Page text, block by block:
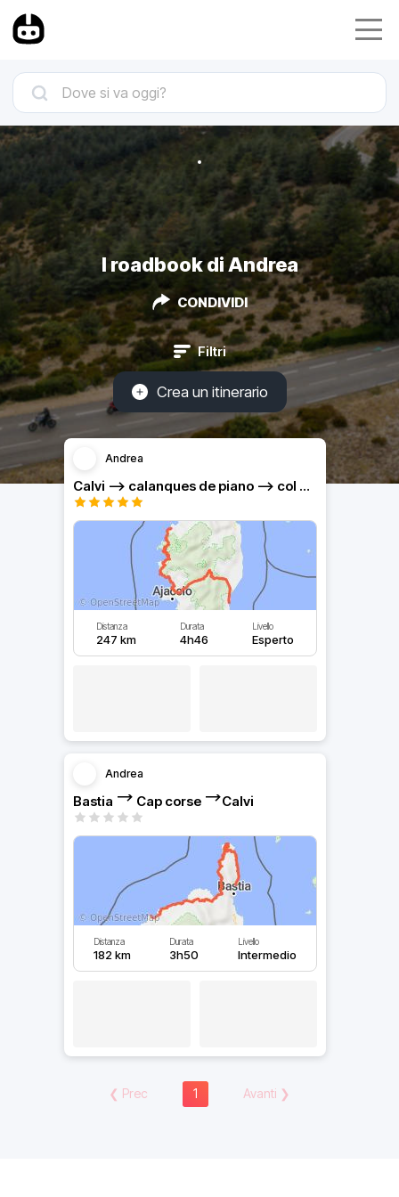
I roadbook di Andrea
CONDIVIDI
Filtri
Crea un itinerario
Andrea
Calvi —> calanques de piano —> col de sorba —> solaro
Distanza
247 km
Durata
4h46
Livello
Esperto
Andrea
Bastia —> Cap corse —>Calvi
Distanza
182 km
Durata
3h50
Livello
Intermedio
❮ Prec 1 Avanti ❯